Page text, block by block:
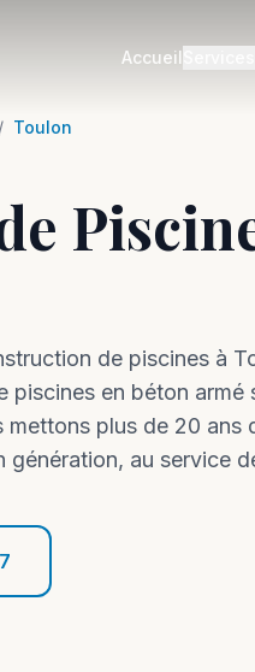
Accueil
/ Toulon
de piscines à
piscines en béton armé
plus de 20 ans
génération, au service